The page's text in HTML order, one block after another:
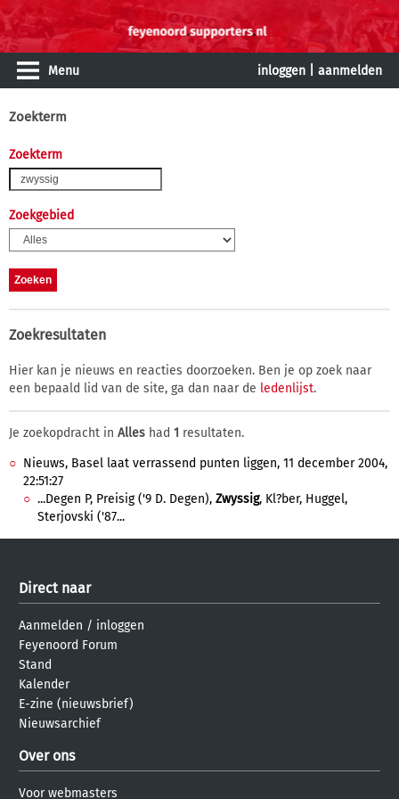
Menu inloggen aanmelden
Zoekterm
Zoekterm
Zoekgebied
Zoekresultaten
Hier kan je nieuws en reacties doorzoeken. Ben je op zoek naar
een bepaald lid van de site, ga dan naar de ledenlijst.
Je zoekopdracht in Alles had 1 resultaten.
Nieuws, Basel laat verrassend punten liggen, 11 december 2004,
22:51:27
...Degen P, Preisig ('9 D. Degen), Zwyssig, Kl?ber, Huggel,
Sterjovski ('87...
Direct naar
Aanmelden / inloggen
Feyenoord Forum
Stand
Kalender
E-zine (nieuwsbrief)
Nieuwsarchief
Over ons
Voor webmasters